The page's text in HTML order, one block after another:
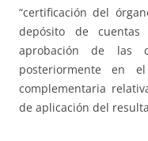
“certificación del
depósito de
aprobación de las
posteriormente en
complementaria
de aplicación del